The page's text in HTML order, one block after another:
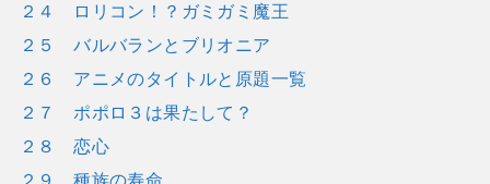
２４ ロリコン！？ガミガミ魔王
２５ バルバランとブリオニア
２６ アニメのタイトルと原題一覧
２７ ポポロ３は果たして？
２８ 恋心
２９ 種族の寿命